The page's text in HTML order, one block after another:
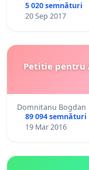
5 020 semnături
20 Sep 2017
Petitie pentru
Domnitanu Bogdan
89 094 semnături
19 Mar 2016